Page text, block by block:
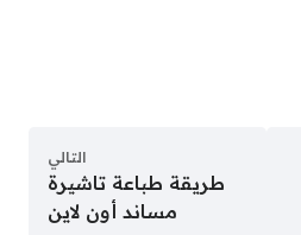
التالي
طريقة طباعة تاشيرة
مساند أون لاين